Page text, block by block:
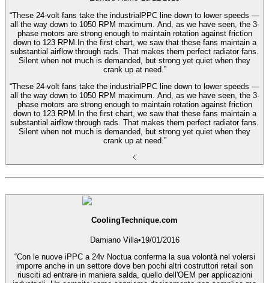
“These 24-volt fans take the industrialPPC line down to lower speeds —
all the way down to 1050 RPM maximum. And, as we have seen, the 3-
phase motors are strong enough to maintain rotation against friction
down to 123 RPM.In the first chart, we saw that these fans maintain a
substantial airflow through rads. That makes them perfect radiator fans.
Silent when not much is demanded, but strong yet quiet when they
crank up at need.”
“These 24-volt fans take the industrialPPC line down to lower speeds —
all the way down to 1050 RPM maximum. And, as we have seen, the 3-
phase motors are strong enough to maintain rotation against friction
down to 123 RPM.In the first chart, we saw that these fans maintain a
substantial airflow through rads. That makes them perfect radiator fans.
Silent when not much is demanded, but strong yet quiet when they
crank up at need.”
CoolingTechnique.com
Damiano Villa•19/01/2016
“Con le nuove iPPC a 24v Noctua conferma la sua volontà nel volersi
imporre anche in un settore dove ben pochi altri costruttori retail son
riusciti ad entrare in maniera salda, quello dell'OEM per applicazioni